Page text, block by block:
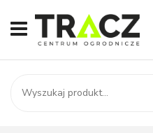
START
SKLEP
Brak